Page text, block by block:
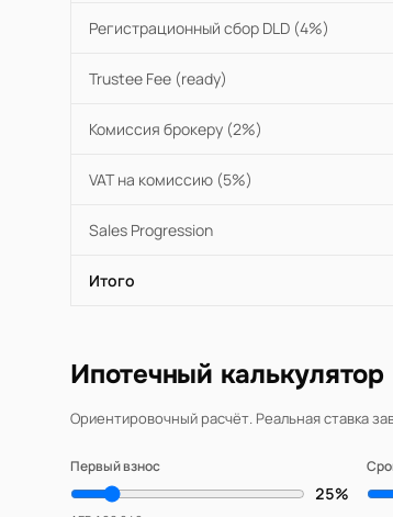
Регистрационный сбор DLD (4%)
Trustee Fee (ready)
Комиссия брокеру (2%)
VAT на комиссию (5%)
Sales Progression
Итого
Ипотечный калькулятор
Ориентировочный расчёт. Реальная ставка
Первый взнос
25%